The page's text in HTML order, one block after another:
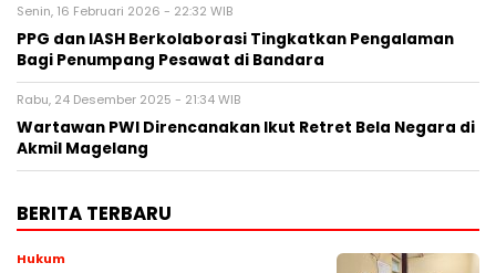
Senin, 16 Februari 2026 - 22:32 WIB
PPG dan IASH Berkolaborasi Tingkatkan Pengalaman
Bagi Penumpang Pesawat di Bandara
Rabu, 24 Desember 2025 - 21:34 WIB
Wartawan PWI Direncanakan Ikut Retret Bela Negara di
Akmil Magelang
BERITA TERBARU
Hukum